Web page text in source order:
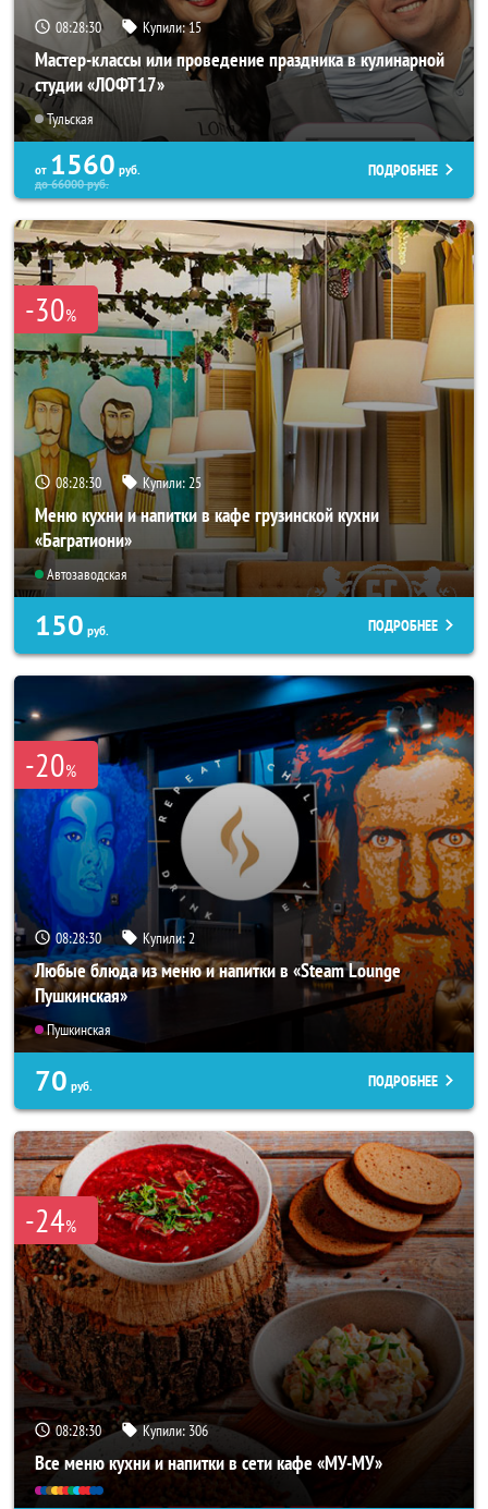
08:28:27 Купили:15
Мастер-классы или проведение праздника в кулинарной
студии «ЛОФТ17»
Тульская
от 1560 руб.
до66000руб.
ПОДРОБНЕЕ
-30%
08:28:27 Купили: 25
Меню кухни и напитки в кафе грузинской кухни
«Багратиони»
Автозаводская
150 руб. ПОДРОБНЕЕ
-20%
08:28:27 Купили: 2
Любые блюда из меню и напитки в «Steam Lounge
Пушкинская»
Пушкинская
70 руб. ПОДРОБНЕЕ
-24%
08:28:27 Купили: 306
Все меню кухни и напитки в сети кафе «МУ-МУ»